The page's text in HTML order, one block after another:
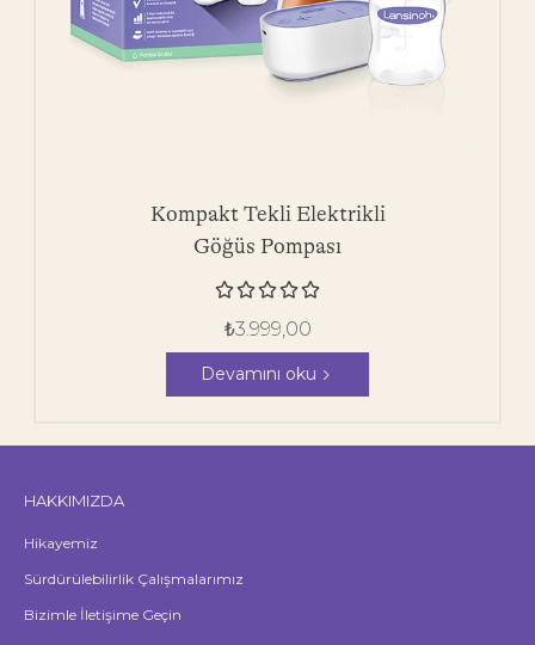
Kompakt Tekli Elektrikli
Göğüs Pompası

₺3.999,00
Devamını oku
HAKKIMIZDA
Hikayemiz
Sürdürülebilirlik Çalışmalarımız
Bizimle İletişime Geçin